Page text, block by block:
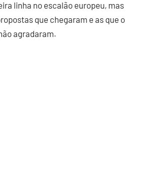
linha no escalão europeu, mas
que chegaram e as que o
agradaram.